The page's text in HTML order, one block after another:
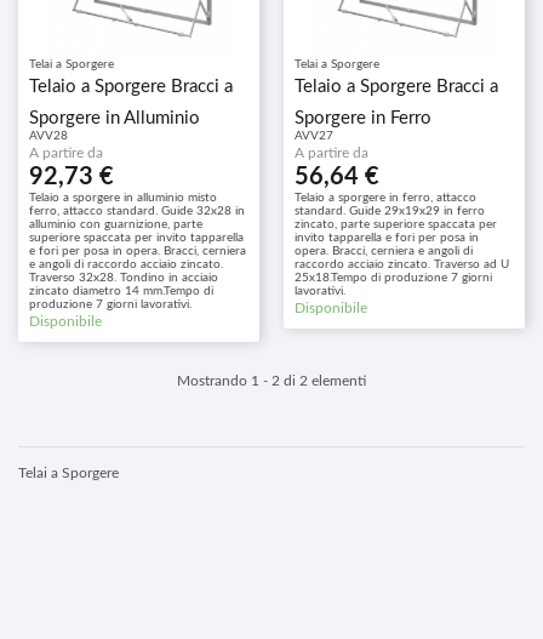
Telai a Sporgere
Telaio a Sporgere Bracci a
Sporgere in Alluminio
Misto Ferro
AVV28
A partire da
92,73 €
Telaio a sporgere in alluminio misto
ferro, attacco standard. Guide 32x28 in
alluminio con guarnizione, parte
superiore spaccata per invito tapparella
e fori per posa in opera. Bracci, cerniera
e angoli di raccordo acciaio zincato.
Traverso 32x28. Tondino in acciaio
zincato diametro 14 mm.Tempo di
produzione 7 giorni lavorativi.
Disponibile
Telai a Sporgere
Telaio a Sporgere Bracci a
Sporgere in Ferro
AVV27
A partire da
56,64 €
Telaio a sporgere in ferro, attacco
standard. Guide 29x19x29 in ferro
zincato, parte superiore spaccata per
invito tapparella e fori per posa in
opera. Bracci, cerniera e angoli di
raccordo acciaio zincato. Traverso ad U
25x18.Tempo di produzione 7 giorni
lavorativi.
Disponibile
Mostrando 1 - 2 di 2 elementi
Telai a Sporgere